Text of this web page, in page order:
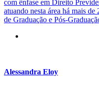
com ênfase em Direito
atuando nesta área há mais
de Graduação e Pós-
Alessandra Eloy